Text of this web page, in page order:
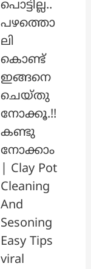
പൊട്ടില്ല..
പഴത്തൊ
ലി
കൊണ്ട്
ഇങ്ങനെ
ചെയ്തു
നോക്കൂ.!!
കണ്ടു
നോക്കാം
| Clay Pot
Cleaning
And
Sesoning
Easy Tips
viral